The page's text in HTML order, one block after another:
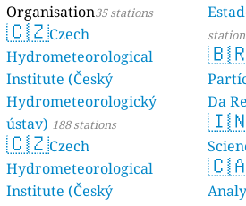
Organisation35 stations
🇨🇿Czech
Hydrometeorological
Institute (Český
Hydrometeorologický
ústav) 188 stations
🇨🇿Czech
Hydrometeorological
Institute (Český
Da